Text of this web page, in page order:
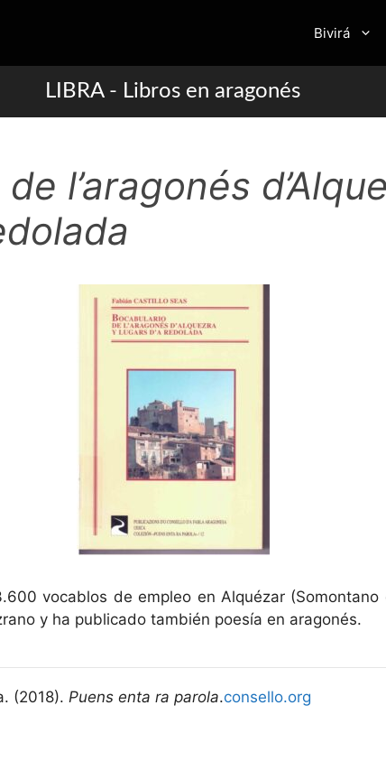
Bivirá
LIBRA - Libros en aragonés
l’aragonés
vocablos de empleo en Alquézar
y ha publicado también poesía en aragonés.
(2018). Puens enta ra parola.consello.org